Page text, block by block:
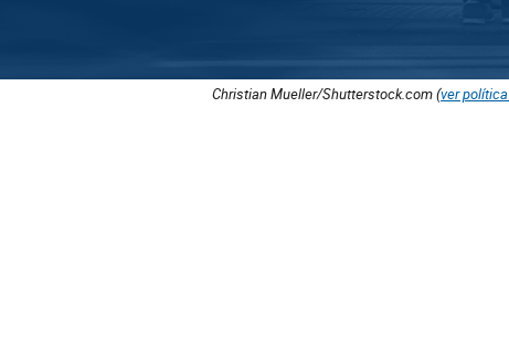
Christian Mueller/Shutterstock.com (ver